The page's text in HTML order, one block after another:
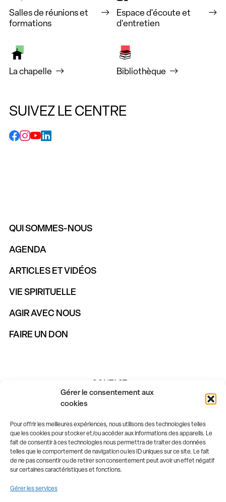
Gérer le consentement aux
cookies
Pour offrir les meilleures expériences, nous utilisons des technologies telles
que les cookies pour stocker et/ou accéder aux informations des appareils. Le
fait de consentir à ces technologies nous permettra de traiter des données
telles que le comportement de navigation ou les ID uniques sur ce site. Le fait
de ne pas consentir ou de retirer son consentement peut avoir un effet négatif
sur certaines caractéristiques et fonctions.
Gérer les services
Salles de réunions et
formations
Espace d'écoute et
d'entretien
La chapelle Bibliothèque
SUIVEZ LE CENTRE
contact@ctdc.fr
QUI SOMMES-NOUS
AGENDA
ARTICLES ET VIDÉOS
VIE SPIRITUELLE
AGIR AVEC NOUS
FAIRE UN DON